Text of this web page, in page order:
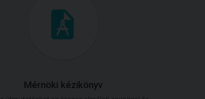
Mérnöki kézikönyv